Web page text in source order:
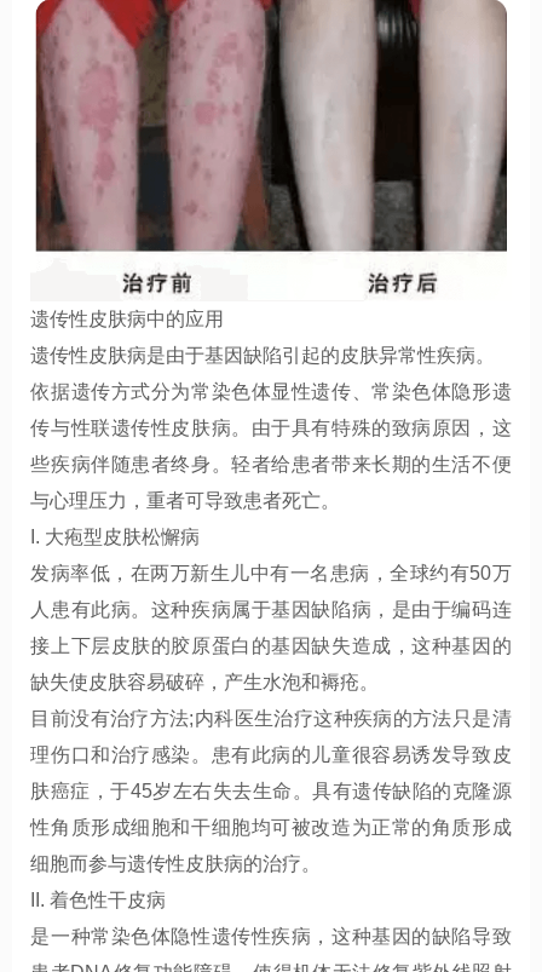
遗传性皮肤病中的应用
遗传性皮肤病是由于基因缺陷引起的皮肤异常性疾病。
依据遗传方式分为常染色体显性遗传、常染色体隐形遗
传与性联遗传性皮肤病。由于具有特殊的致病原因，这
些疾病伴随患者终身。轻者给患者带来长期的生活不便
与心理压力，重者可导致患者死亡。
I. 大疱型皮肤松懈病
发病率低，在两万新生儿中有一名患病，全球约有50万
人患有此病。这种疾病属于基因缺陷病，是由于编码连
接上下层皮肤的胶原蛋白的基因缺失造成，这种基因的
缺失使皮肤容易破碎，产生水泡和褥疮。
目前没有治疗方法;内科医生治疗这种疾病的方法只是清
理伤口和治疗感染。患有此病的儿童很容易诱发导致皮
肤癌症，于45岁左右失去生命。具有遗传缺陷的克隆源
性角质形成细胞和干细胞均可被改造为正常的角质形成
细胞而参与遗传性皮肤病的治疗。
II. 着色性干皮病
是一种常染色体隐性遗传性疾病，这种基因的缺陷导致